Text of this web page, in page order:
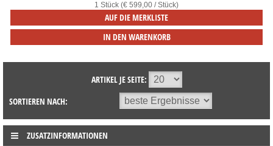
1 Stück (€ 599,00 / Stück)
AUF DIE MERKLISTE
IN DEN WARENKORB
ARTIKEL JE SEITE:
SORTIEREN NACH:
ZUSATZINFORMATIONEN